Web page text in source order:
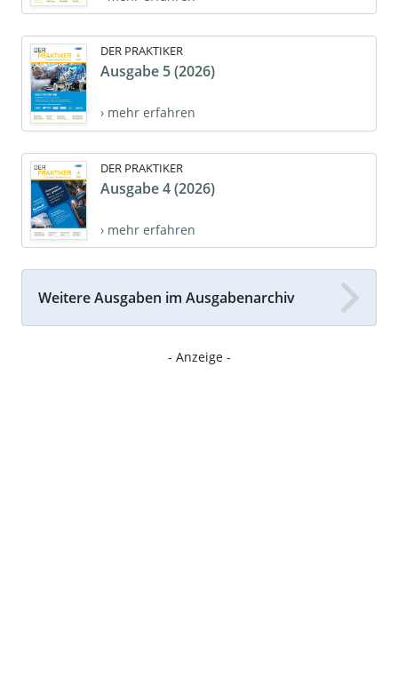
DER PRAKTIKER
Ausgabe 5 (2026)
› mehr erfahren
DER PRAKTIKER
Ausgabe 4 (2026)
› mehr erfahren
Weitere Ausgaben im Ausgabenarchiv
- Anzeige -